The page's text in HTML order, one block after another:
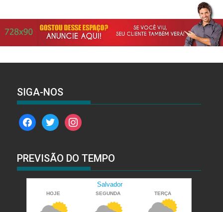
SIGA-NOS
facebooktwitterinstagram
PREVISÃO DO TEMPO